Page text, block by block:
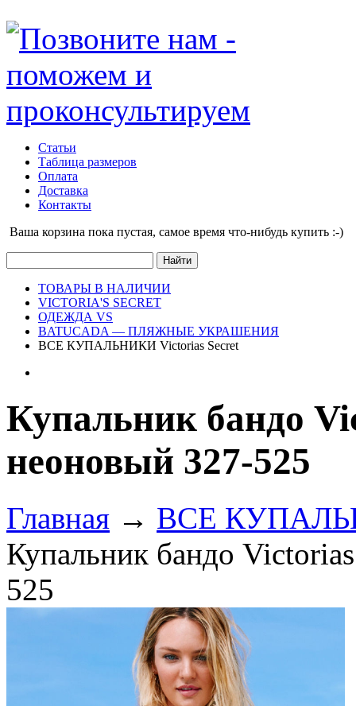
Статьи
Таблица размеров
Оплата
Доставка
Контакты
Ваша корзина пока пустая, cамое время что-нибудь купить :-)
ТОВАРЫ В НАЛИЧИИ
VICTORIA'S SECRET
ОДЕЖДА VS
BATUCADA — ПЛЯЖНЫЕ УКРАШЕНИЯ
ВСЕ КУПАЛЬНИКИ Victorias Secret
Купальник бандо
неоновый 327-525
Главная → ВСЕ
Купальник бандо
525